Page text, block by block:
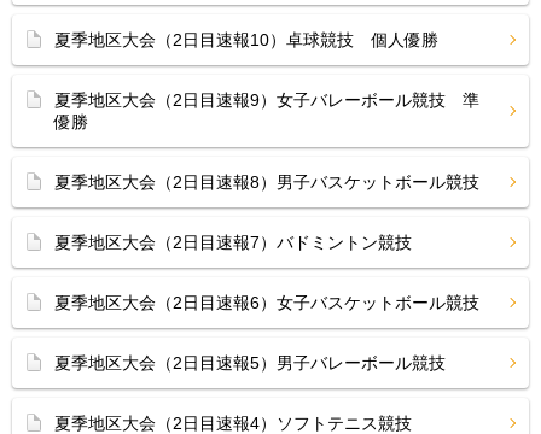
夏季地区大会（2日目速報10）卓球競技 個人優勝
夏季地区大会（2日目速報9）女子バレーボール競技 準
優勝
夏季地区大会（2日目速報8）男子バスケットボール競技
夏季地区大会（2日目速報7）バドミントン競技
夏季地区大会（2日目速報6）女子バスケットボール競技
夏季地区大会（2日目速報5）男子バレーボール競技
夏季地区大会（2日目速報4）ソフトテニス競技